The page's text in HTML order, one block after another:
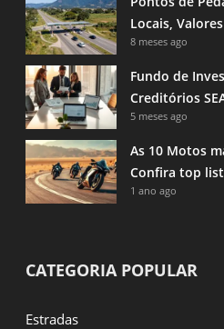
Locais,
8 meses ago
Fundo de
Creditórios
5 meses ago
As 10 Motos
Confira top
1 ano ago
CATEGORIA POPULAR
Estradas